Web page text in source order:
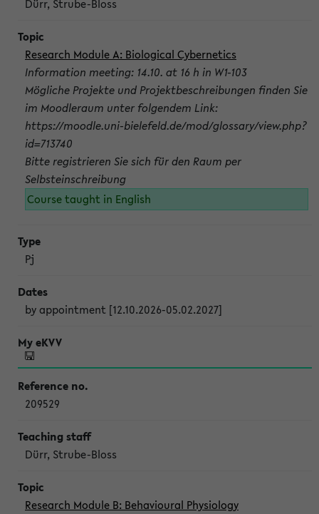
Dürr, Strube-Bloss
Research Module A: Biological Cybernetics
Information meeting: 14.10. at 16 h in W1-103
Mögliche Projekte und Projektbeschreibungen finden Sie
im Moodleraum unter folgendem Link:
https://moodle.uni-bielefeld.de/mod/glossary/view.php?
id=713740
Bitte registrieren Sie sich für den Raum per
Selbsteinschreibung
Course taught in English
Pj
by appointment [12.10.2026-05.02.2027]
209529
Dürr, Strube-Bloss
Research Module B: Behavioural Physiology